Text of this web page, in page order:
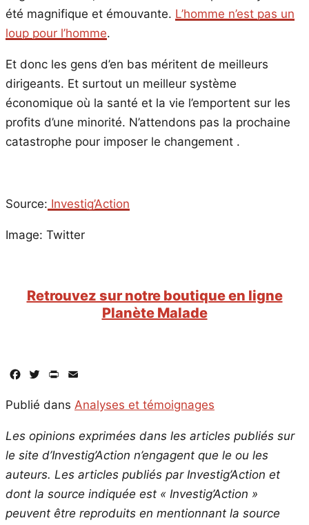
été magnifique et émouvante. L’homme n’est pas un
loup pour l’homme.
Et donc les gens d’en bas méritent de meilleurs
dirigeants. Et surtout un meilleur système
économique où la santé et la vie l’emportent sur les
profits d’une minorité. N’attendons pas la prochaine
catastrophe pour imposer le changement .
Source: Investig’Action
Image: Twitter
Retrouvez sur notre boutique en ligne
Planète Malade
Facebook
TwitterPrintFriendly
Publié dans Analyses et témoignages
Les opinions exprimées dans les articles publiés sur
le site d’Investig’Action n’engagent que le ou les
auteurs. Les articles publiés par Investig’Action et
dont la source indiquée est « Investig’Action »
peuvent être reproduits en mentionnant la source